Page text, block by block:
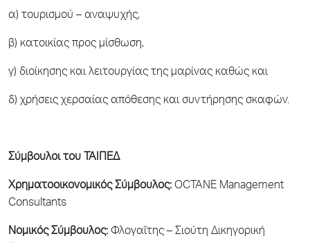
α) τουρισμού – αναψυχής,
β) κατοικίας προς μίσθωση,
γ) διοίκησης και λειτουργίας της μαρίνας καθώς και
δ) χρήσεις χερσαίας απόθεσης και συντήρησης σκαφών.
Σύμβουλοι του ΤΑΙΠΕΔ
Χρηματοοικονομικός Σύμβουλος: OCTANE Management
Consultants
Νομικός Σύμβουλος: Φλογαΐτης – Σιούτη Δικηγορική